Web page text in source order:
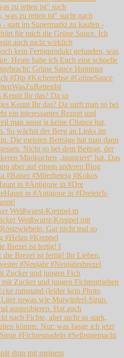
zu retten ist" such
Kennt Ihr das? Da su
in #Antigone in #Dre
Weißwurst-Kreppel m
Brezel ist fertig! I
Zucker und jungen Fich
dran mit meinem